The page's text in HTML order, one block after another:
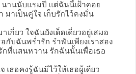
านนับแรมปี แต่ฉันนี้เฝ้าคอย
มาเป็นคู่ใจ เก็บรักไว้คงมั่น
เกี่ยว ใจฉันยังเด็ดเดี่ยวอยู่เสมอ
กับฉันพร่ำรัก รำพันเพียงเราสอง
กที่แสนหวาน รักฉันนั้นเพื่อเธอ
เธอคงรู้ฉันมีไว้ให้เธอผู้เดียว